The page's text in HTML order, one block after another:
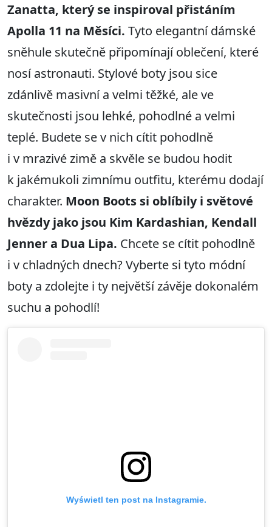
Zanatta, který se inspiroval přistáním
Apolla 11 na Měsíci. Tyto elegantní dámské
sněhule skutečně připomínají oblečení, které
nosí astronauti. Stylové boty jsou sice
zdánlivě masivní a velmi těžké, ale ve
skutečnosti jsou lehké, pohodlné a velmi
teplé. Budete se v nich cítit pohodlně
i v mrazivé zimě a skvěle se budou hodit
k jakémukoli zimnímu outfitu, kterému dodají
charakter. Moon Boots si oblíbily i světové
hvězdy jako jsou Kim Kardashian, Kendall
Jenner a Dua Lipa. Chcete se cítit pohodlně
i v chladných dnech? Vyberte si tyto módní
boty a zdolejte i ty největší závěje dokonalém
suchu a pohodlí!
Wyświetl ten post na Instagramie.